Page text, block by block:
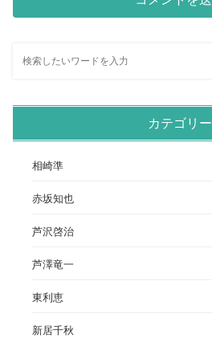
カテゴリー
相崎準
赤坂知也
芦沢啓治
芦澤竜一
東利恵
新居千秋